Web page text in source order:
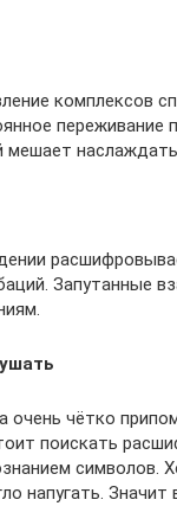
комплексов
переживание
мешает
Запутанные
очень чётко
поискать
символов.
напугать.